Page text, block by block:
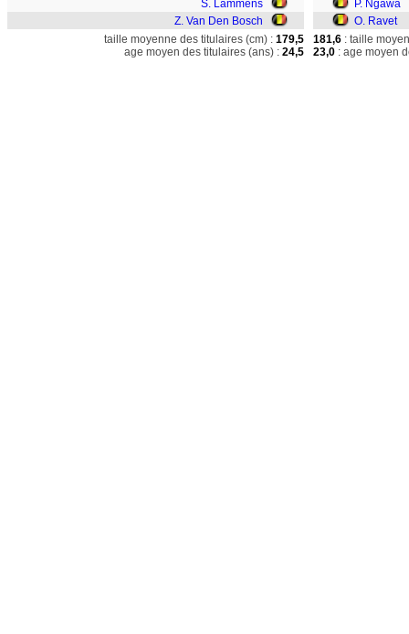
S. Lammens
Z. Van Den Bosch
P. Ngawa
O. Ravet
taille moyenne des titulaires (cm) : 179,5
age moyen des titulaires (ans) : 24,5
181,6 : taille
23,0 : age moyen